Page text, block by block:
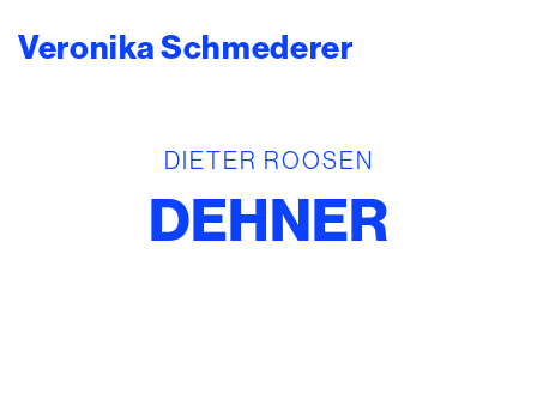
Zum Hauptinhalt springen
Veronika Schmederer
DIETER ROOSEN
DEHNER